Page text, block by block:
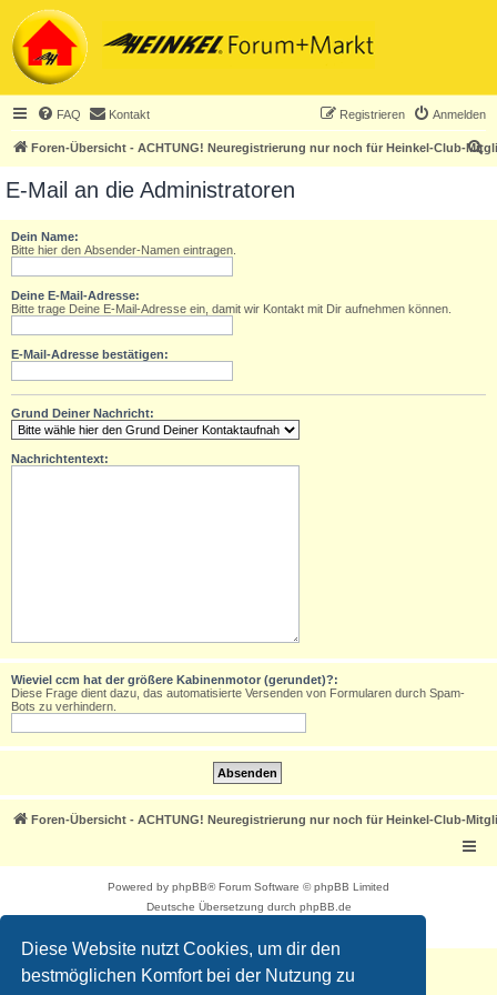
Diese Website nutzt Cookies, um dir den
bestmöglichen Komfort bei der Nutzung zu
FAQ Kontakt Anmelden
Registrieren
Foren-Übersicht - ACHTUNG! Neuregistrierung nur noch für Heinkel-Club-
S
E-Mail an die Administratoren
Dein Name:
Bitte hier den Absender-Namen eintragen.
Deine E-Mail-Adresse:
Bitte trage Deine E-Mail-Adresse ein, damit wir Kontakt mit Dir aufnehmen können.
E-Mail-Adresse bestätigen:
Grund Deiner Nachricht:
Nachrichtentext:
Wieviel ccm hat der größere Kabinenmotor (gerundet)?:
Diese Frage dient dazu, das automatisierte Versenden von Formularen durch Spam-
Bots zu verhindern.
Foren-Übersicht - ACHTUNG! Neuregistrierung nur noch für Heinkel-Club-
Powered by phpBB® Forum Software © phpBB Limited
Deutsche Übersetzung durch phpBB.de